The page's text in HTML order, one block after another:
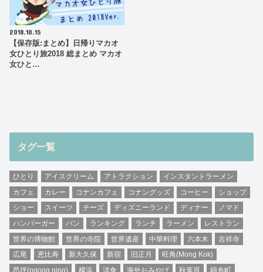
2018.10.15
【保存版:まとめ】日帰りマカオ
女ひとり旅2018 総まとめ マカオ
女ひと…
タグ一覧
ひとり アイスクリーム アトラクション
インスタントラーメン
カフェ
カレー コナンカフェ コナングッズ コーヒー
ショップ
ショー
スイーツ チーズ ディズニーランド ディナー
ノマド
ハンバーガー
パン ランキング ランチ ラーメン
レストラン
世界の博物館
世界の寺院 世界遺産 中華料理 六本木
吉祥寺
広尾
恵比寿 新大久保 新宿 旧正月
旺角(Mong Kok)
昂坪(ngong ping)
横浜 洋食 海外おみやげ 秋葉原
錦糸町